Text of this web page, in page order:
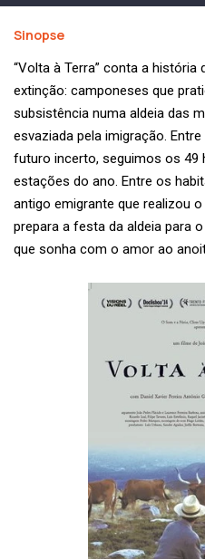
Sinopse
“Volta à Terra” conta a história
extinção: camponeses que
subsistência numa aldeia das
esvaziada pela imigração.
futuro incerto, seguimos os 49
estações do ano. Entre os
antigo emigrante que realizou
prepara a festa da aldeia para
que sonha com o amor ao